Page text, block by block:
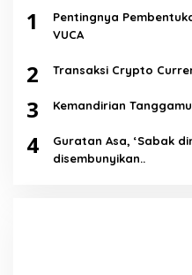
1
Pentingnya
VUCA
2 Transaksi Crypto
3 Kemandirian
4
Guratan Asa, ‘Sabak
disembunyikan..